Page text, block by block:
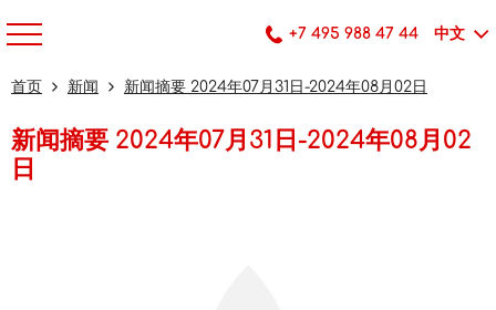
+7 495 988 47 44 中文
首页 新闻 新闻摘要 2024年07月31日-2024年08月02日
新闻摘要 2024年07月31日-2024年08月02
日